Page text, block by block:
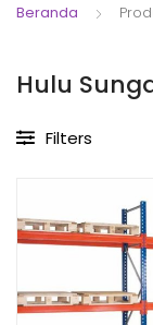
Beranda
Hulu
Filters